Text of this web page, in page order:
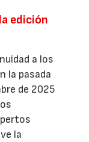
edición
a los
la pasada
de 2025
la